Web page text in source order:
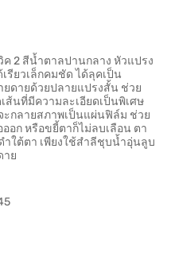
2 สีน้ำตาลปานกลาง หัวแปรง
รียวเล็กคมชัด ได้ลุคเป็น
ยดายด้วยปลายแปรงสั้น ช่วย
ส้นที่มีความละเอียดเป็นพิเศษ
ะกลายสภาพเป็นแผ่นฟิล์ม ช่วย
อก หรือขยี้ตาก็ไม่ลบเลือน ตา
ำใต้ตา เพียงใช้สำลีชุบน้ำอุ่นลูบ
าย